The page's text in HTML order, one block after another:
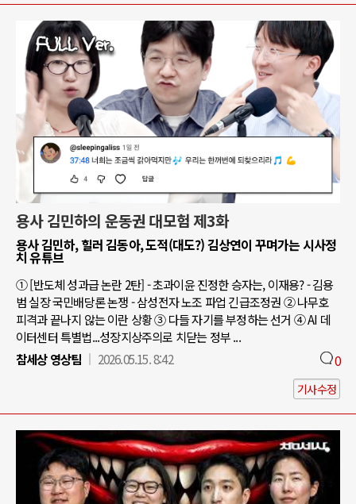
용사 김민하의 운동권 대모험 제3화
용사 김민하, 힐러 김동아, 도적(대도?) 김상연이 꾸며가는 시사정
치 유튜브
① [반도체 성과급 논란 2탄] - 초과이윤 진정한 승자는, 이재용? - 김용
범 실장 국민배당론 논쟁 - 삼성전자 노조 파업 긴급조정권 ② 나무호
피격과 끝나지 않는 이란 상황 ③ 다들 자기를 부정하는 선거 ④ AI 데
이터센터 특별법...성장지상주의로 치닫는 정부 ...
참세상 영상팀
2026.05.15. 8:42 0
기사수정